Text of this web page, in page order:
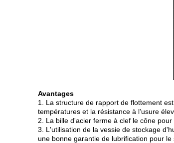
Avantages
1. La structure de rapport de flottement
températures et la résistance à l'usure
2. La bille d'acier ferme à clef le cône
3. L'utilisation de la vessie de stockage
une bonne garantie de lubrification pour le